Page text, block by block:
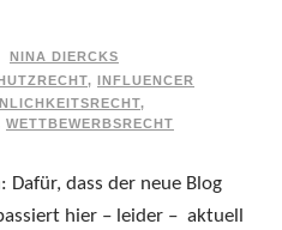
NINA DIERCKS
,
INFLUENCER
,
WETTBEWERBSRECHT
Dafür, dass der neue Blog
hier – leider – aktuell